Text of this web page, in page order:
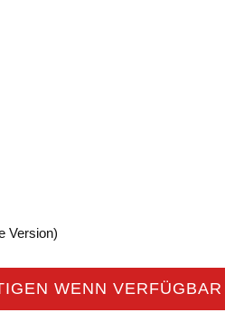
Version)
WENN VERFÜGBAR